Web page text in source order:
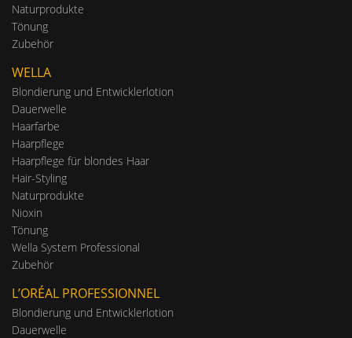
Naturprodukte
Tönung
Zubehör
WELLA
Blondierung und Entwicklerlotion
Dauerwelle
Haarfarbe
Haarpflege
Haarpflege für blondes Haar
Hair-Styling
Naturprodukte
Nioxin
Tönung
Wella System Professional
Zubehör
L’ORÉAL PROFESSIONNEL
Blondierung und Entwicklerlotion
Dauerwelle